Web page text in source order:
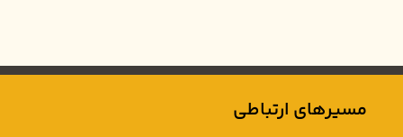
مسیرهای ارتباطی